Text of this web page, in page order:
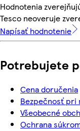
Hodnotenia
Tesco neoveruje
Napísať hodnotenie
Potrebujete
Cena doručenia
Bezpečnosť pri
Všeobecné
Ochrana